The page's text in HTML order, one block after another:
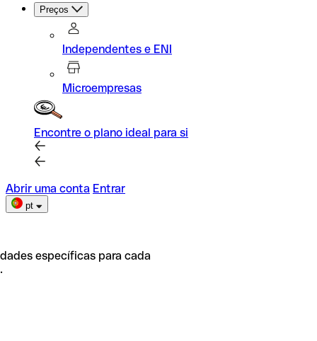
Preços
Independentes e ENI
Microempresas
Encontre o plano ideal para si
Abrir uma conta Entrar
pt
específicas para cada